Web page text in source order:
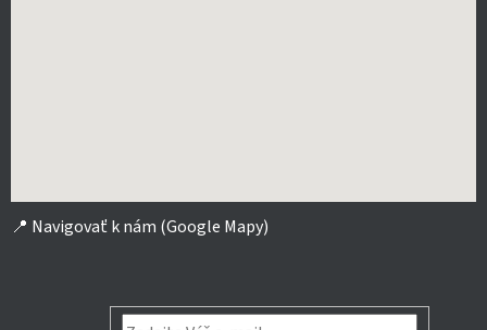
📍 Navigovať k nám (Google Mapy)